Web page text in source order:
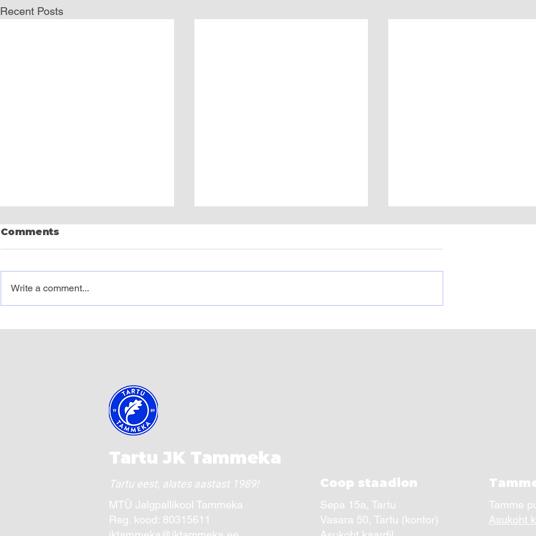
Recent Posts
Comments
Write a comment...
Tartu JK Tammeka
Tartu eest, alates aastast 1989! Coop staadion
MTÜ Jalgpallikool Tammeka ​
Reg. kood: 80315611
Sepa 15a, Tartu
Vasara 50, Tartu (kontor)
Tamme
Asukoht